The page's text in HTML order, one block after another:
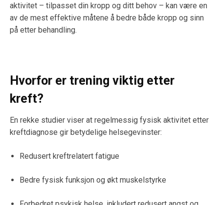
aktivitet – tilpasset din kropp og ditt behov – kan være en
av de mest effektive måtene å bedre både kropp og sinn
på etter behandling.
Hvorfor er trening viktig etter
kreft?
En rekke studier viser at regelmessig fysisk aktivitet etter
kreftdiagnose gir betydelige helsegevinster:
Redusert kreftrelatert fatigue
Bedre fysisk funksjon og økt muskelstyrke